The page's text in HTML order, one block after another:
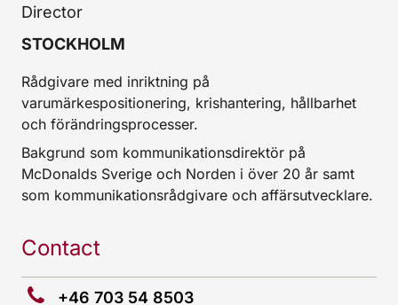
Director
STOCKHOLM
Rådgivare med inriktning på
varumärkespositionering, krishantering, hållbarhet
och förändringsprocesser.
Bakgrund som kommunikationsdirektör på
McDonalds Sverige och Norden i över 20 år samt
som kommunikationsrådgivare och affärsutvecklare.
Contact
+46 703 54 8503